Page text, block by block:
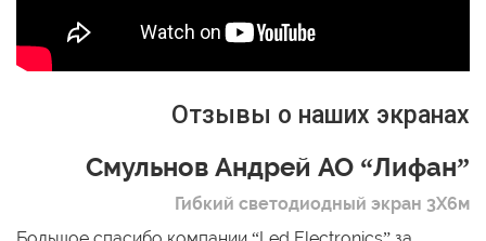
Отзывы о наших экранах
Смульнов Андрей АО “Лифан”
Гибкий светодиодный экран 3Х6м